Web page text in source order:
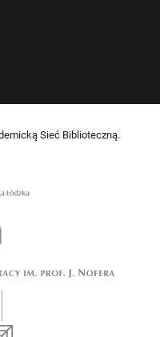
Sieć Biblioteczną.